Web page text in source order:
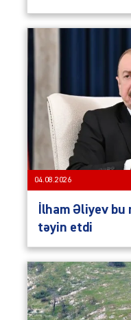
04.08.2026
İlham Əliyev bu
təyin etdi